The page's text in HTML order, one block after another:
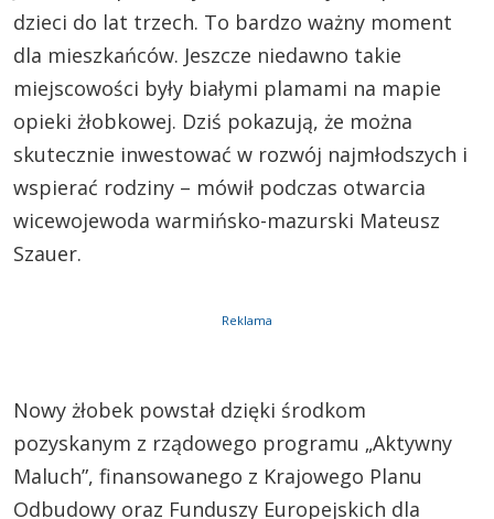
dzieci do lat trzech. To bardzo ważny moment
dla mieszkańców. Jeszcze niedawno takie
miejscowości były białymi plamami na mapie
opieki żłobkowej. Dziś pokazują, że można
skutecznie inwestować w rozwój najmłodszych i
wspierać rodziny – mówił podczas otwarcia
wicewojewoda warmińsko-mazurski Mateusz
Szauer.
Reklama
Nowy żłobek powstał dzięki środkom
pozyskanym z rządowego programu „Aktywny
Maluch”, finansowanego z Krajowego Planu
Odbudowy oraz Funduszy Europejskich dla